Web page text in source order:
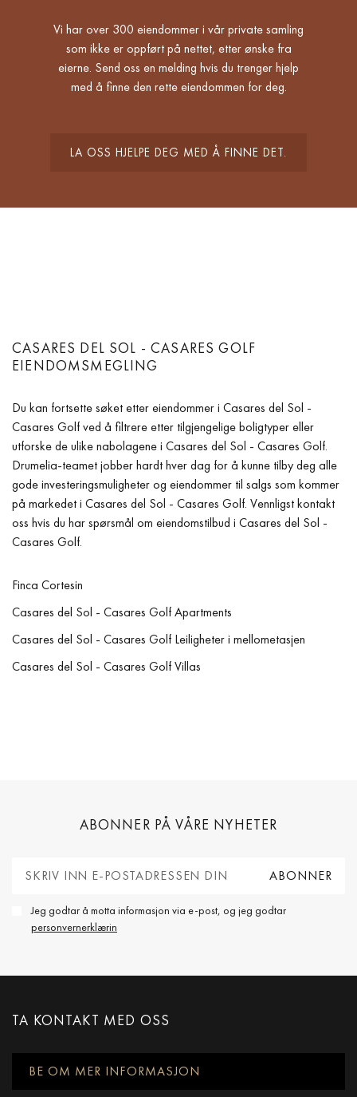
Vi har over 300 eiendommer i vår private samling
som ikke er oppført på nettet, etter ønske fra
eierne. Send oss en melding hvis du trenger hjelp
med å finne den rette eiendommen for deg.
LA OSS HJELPE DEG MED Å FINNE DET.
CASARES DEL SOL - CASARES GOLF
EIENDOMSMEGLING
Du kan fortsette søket etter eiendommer i Casares del Sol -
Casares Golf ved å filtrere etter tilgjengelige boligtyper eller
utforske de ulike nabolagene i Casares del Sol - Casares Golf.
Drumelia-teamet jobber hardt hver dag for å kunne tilby deg alle
gode investeringsmuligheter og eiendommer til salgs som kommer
på markedet i Casares del Sol - Casares Golf. Vennligst kontakt
oss hvis du har spørsmål om eiendomstilbud i Casares del Sol -
Casares Golf.
Finca Cortesin
Casares del Sol - Casares Golf Apartments
Casares del Sol - Casares Golf Leiligheter i mellometasjen
Casares del Sol - Casares Golf Villas
ABONNER PÅ VÅRE NYHETER
Jeg godtar å motta informasjon via e-post, og jeg godtar
personvernerklærin
TA KONTAKT MED OSS
BE OM MER INFORMASJON